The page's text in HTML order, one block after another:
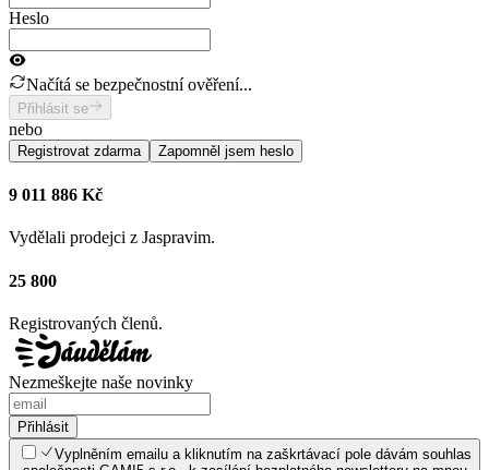
Heslo
Načítá se bezpečnostní ověření...
Přihlásit se
nebo
Registrovat zdarma Zapomněl jsem heslo
9 011 886 Kč
Vydělali prodejci z Jaspravim.
25 800
Registrovaných členů.
Nezmeškejte naše novinky
Přihlásit
Vyplněním emailu a kliknutím na zaškrtávací pole dávám souhlas